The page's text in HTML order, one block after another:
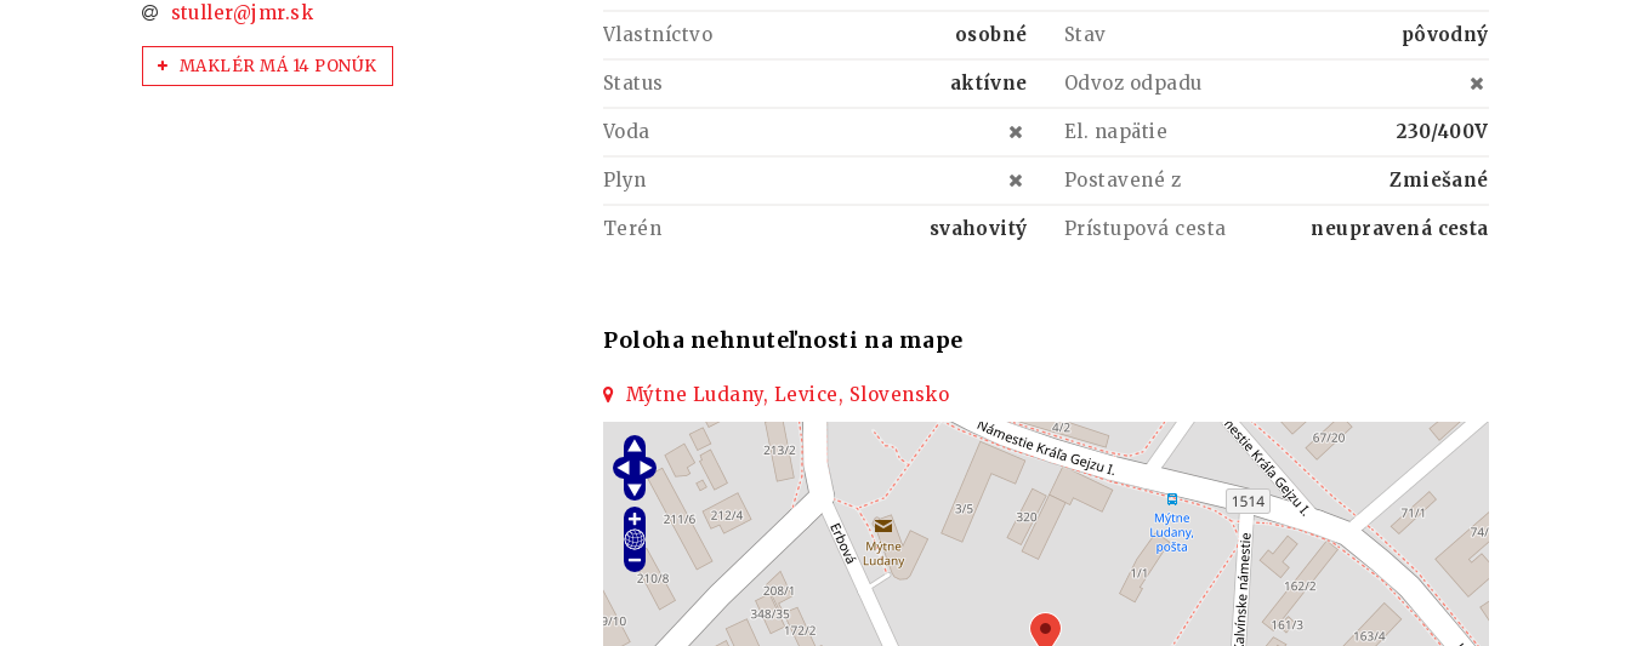
Vlastníctvo osobné Stav pôvodný
Status aktívne Odvoz odpadu
Voda El. napätie 230/400V
Plyn Postavené z Zmiešané
Terén svahovitý Prístupová cesta neupravená cesta
Poloha nehnuteľnosti na mape
Mýtne Ludany, Levice, Slovensko
stuller@jmr.sk
MAKLÉR MÁ 14 PONÚK